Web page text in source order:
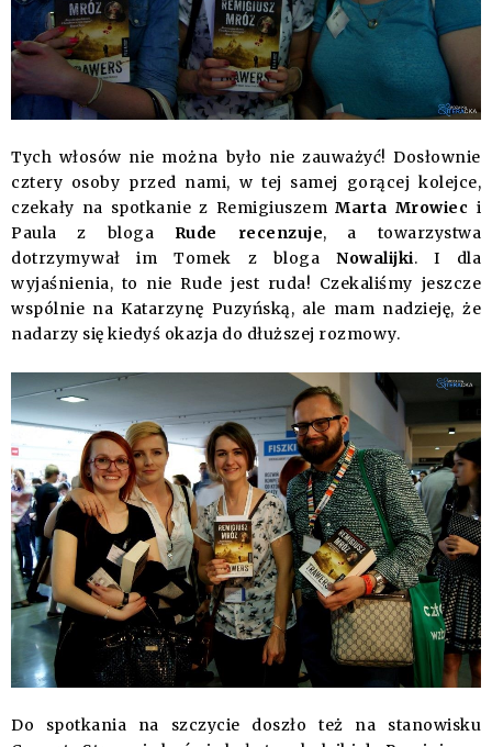
Tych włosów nie można było nie zauważyć! Dosłownie
cztery osoby przed nami, w tej samej gorącej kolejce,
czekały na spotkanie z RemigiuszemMarta Mrowiec i
Paula z bloga Rude recenzuje, a towarzystwa
dotrzymywał im Tomek z blogaNowalijki. I dla
wyjaśnienia, to nie Rude jest ruda! Czekaliśmy jeszcze
wspólnie na Katarzynę Puzyńską, ale mam nadzieję, że
nadarzy się kiedyś okazja do dłuższej rozmowy.
Do spotkania na szczycie doszło też na stanowisku